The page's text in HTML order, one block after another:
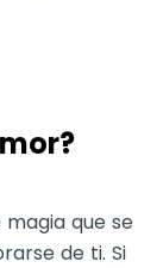
que se
de ti. Si